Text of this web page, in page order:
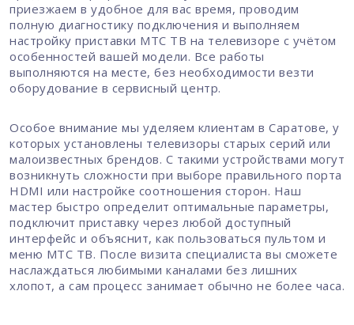
приезжаем в удобное для вас время, проводим
полную диагностику подключения и выполняем
настройку приставки МТС ТВ на телевизоре с учётом
особенностей вашей модели. Все работы
выполняются на месте, без необходимости везти
оборудование в сервисный центр.
Особое внимание мы уделяем клиентам в Саратове, у
которых установлены телевизоры старых серий или
малоизвестных брендов. С такими устройствами могут
возникнуть сложности при выборе правильного порта
HDMI или настройке соотношения сторон. Наш
мастер быстро определит оптимальные параметры,
подключит приставку через любой доступный
интерфейс и объяснит, как пользоваться пультом и
меню МТС ТВ. После визита специалиста вы сможете
наслаждаться любимыми каналами без лишних
хлопот, а сам процесс занимает обычно не более часа.